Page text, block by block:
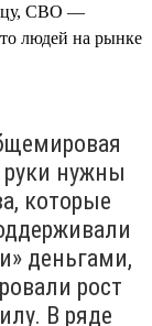
СВО —
людей на рынке
нужны
которые
деньгами,
рост
В ряде